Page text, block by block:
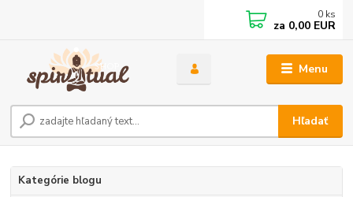
Menu
Hľadať
0 ks
za 0,00 EUR
Kategórie blogu